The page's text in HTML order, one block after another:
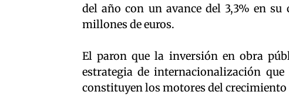
del año con un avance del 3,3% en
millones de euros.
El paron que la inversión en obra
estrategia de internacionalización
constituyen los motores del